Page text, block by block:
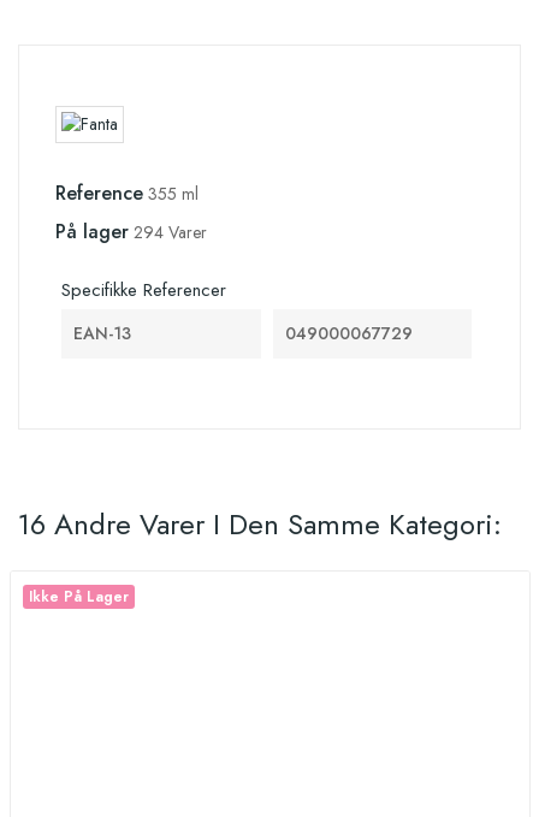
Reference 355 ml
På lager 294 Varer
Specifikke Referencer
EAN-13 049000067729
16 Andre Varer I Den Samme Kategori:
Ikke På Lager